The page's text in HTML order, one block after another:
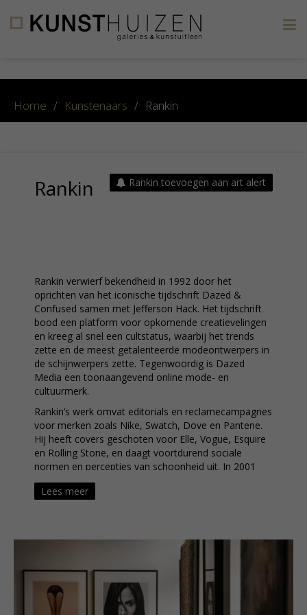
Home / Kunstenaars / Rankin
Rankin toevoegen aan art alert
Rankin
Rankin verwierf bekendheid in 1992 door het
oprichten van het iconische tijdschrift Dazed &
Confused samen met Jefferson Hack. Het tijdschrift
bood een platform voor opkomende creatievelingen
en kreeg al snel een cultstatus, waarbij het trends
zette en de meest getalenteerde modeontwerpers in
de schijnwerpers zette. Tegenwoordig is Dazed
Media een toonaangevend online mode- en
cultuurmerk.
Rankin’s werk omvat editorials en reclamecampagnes
voor merken zoals Nike, Swatch, Dove en Pantene.
Hij heeft covers geschoten voor Elle, Vogue, Esquire
en Rolling Stone, en daagt voortdurend sociale
normen en percepties van schoonheid uit. In 2001
lanceerden hij en Hack AnOther Magazine, gevolgd
door AnOther Man in 2005, waarin intelligente
Rankin staat bekend om zijn intieme, humoristische
portretstijl en heeft figuren gefotografeerd variërend
van supermodellen en rockbands tot politici en
royalty. Hoewel hij vaak wordt beschouwd als een
celebrity-fotograaf, heeft hij een groot deel van zijn
carrière gewijd aan het vastleggen van “echte
Lees meer